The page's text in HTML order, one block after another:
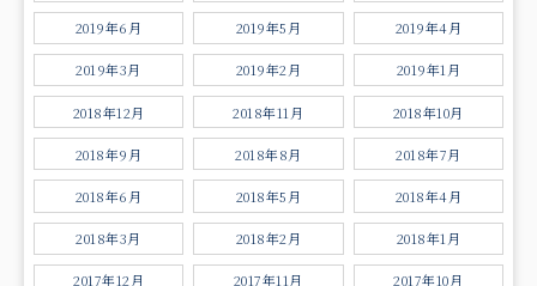
2019年6月 2019年5月 2019年4月
2019年3月 2019年2月 2019年1月
2018年12月 2018年11月 2018年10月
2018年9月 2018年8月 2018年7月
2018年6月 2018年5月 2018年4月
2018年3月 2018年2月 2018年1月
2017年12月 2017年11月 2017年10月